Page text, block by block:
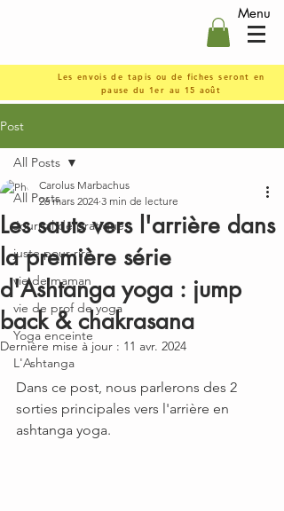
Menu
Les envois de tapis ou de fiches seront en
pause du 1er au 15 août
Post
All Posts
Journal de pratique
juste pour rire
vie de maman
vie de prof de yoga
Yoga enceinte
L'Ashtanga
All Posts
Les sauts vers l'arrière dans
la première série
d'Ashtanga yoga : jump
back & chakrasana
Carolus Marbachus
26 mars 2024 3 min de lecture
Dernière mise à jour : 11 avr. 2024
Dans ce post, nous parlerons des 2
sorties principales vers l'arrière en
ashtanga yoga.